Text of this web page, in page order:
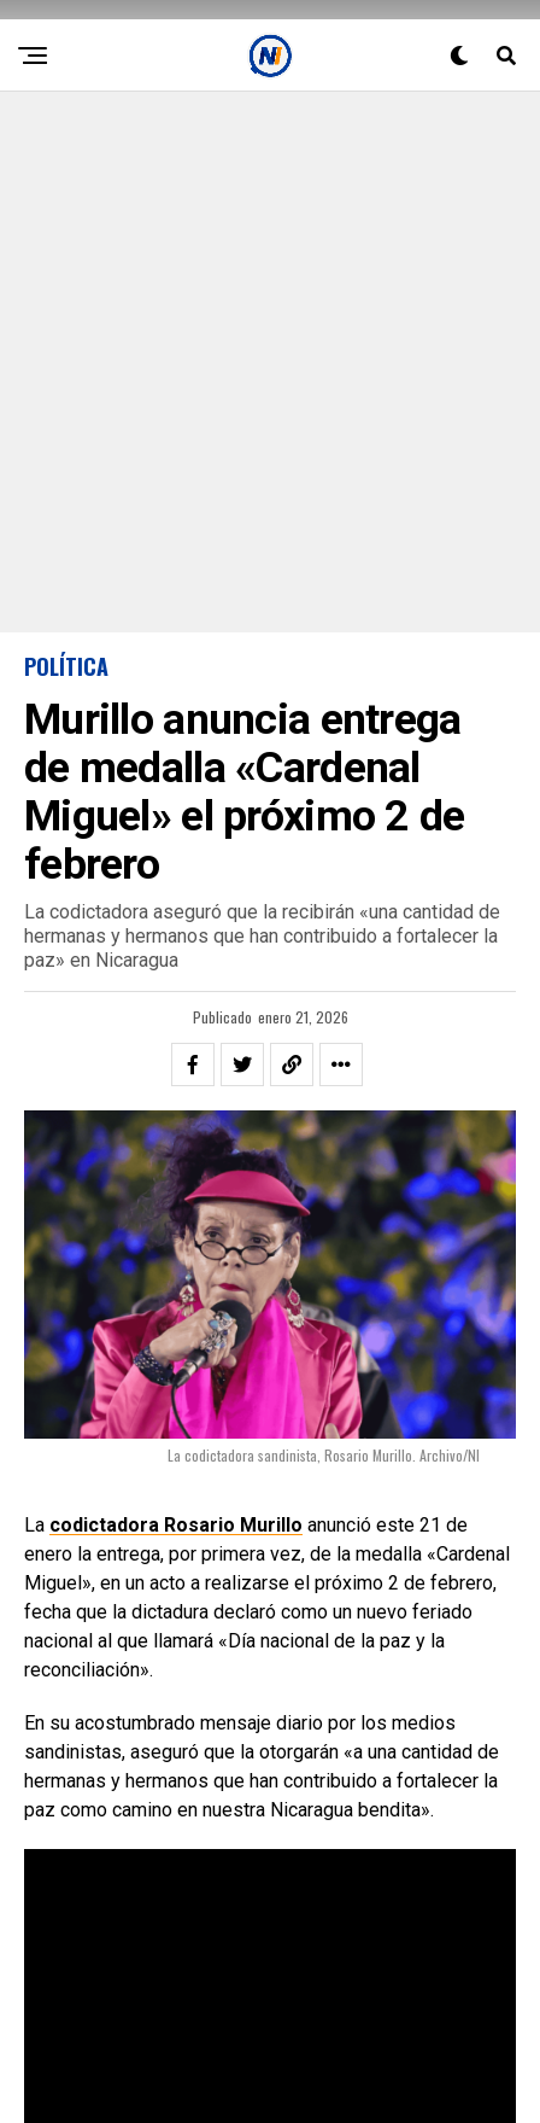
POLÍTICA
Murillo anuncia entrega
de medalla «Cardenal
Miguel» el próximo 2 de
febrero
La codictadora aseguró que la recibirán «una cantidad de
hermanas y hermanos que han contribuido a fortalecer la
paz» en Nicaragua
Publicado enero 21, 2026
La codictadora sandinista, Rosario Murillo. Archivo/NI
La codictadora Rosario Murillo anunció este 21 de
enero la entrega, por primera vez, de la medalla «Cardenal
Miguel», en un acto a realizarse el próximo 2 de febrero,
fecha que la dictadura declaró como un nuevo feriado
nacional al que llamará «Día nacional de la paz y la
reconciliación».
En su acostumbrado mensaje diario por los medios
sandinistas, aseguró que la otorgarán «a una cantidad de
hermanas y hermanos que han contribuido a fortalecer la
paz como camino en nuestra Nicaragua bendita».